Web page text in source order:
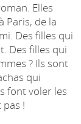
Elles
Paris, de la
Des filles qui
Des filles qui
? Ils sont
qui
font voler les
pas !